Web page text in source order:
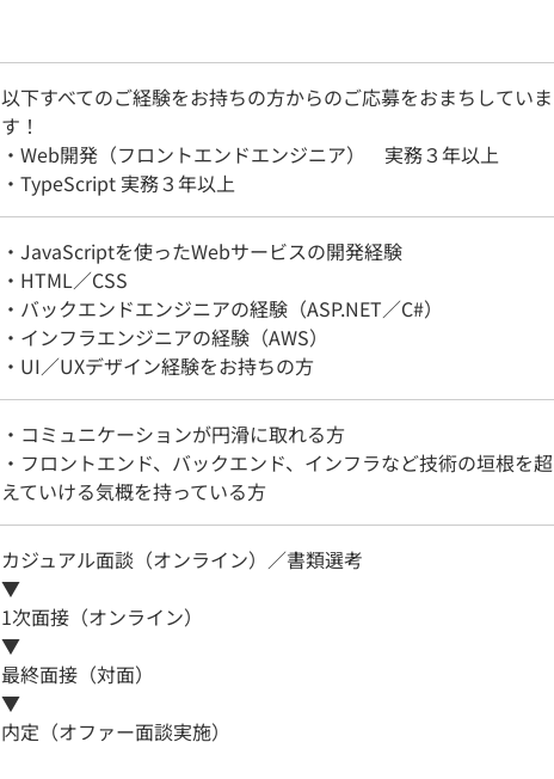
以下すべてのご経験をお持ちの方からのご応募をおまちしていま
す！
・Web開発（フロントエンドエンジニア） 実務３年以上
・TypeScript 実務３年以上
・JavaScriptを使ったWebサービスの開発経験
・HTML／CSS
・バックエンドエンジニアの経験（ASP.NET／C#）
・インフラエンジニアの経験（AWS）
・UI／UXデザイン経験をお持ちの方
・コミュニケーションが円滑に取れる方
・フロントエンド、バックエンド、インフラなど技術の垣根を超
えていける気概を持っている方
カジュアル面談（オンライン）／書類選考
▼
1次面接（オンライン）
▼
最終面接（対面）
▼
内定（オファー面談実施）